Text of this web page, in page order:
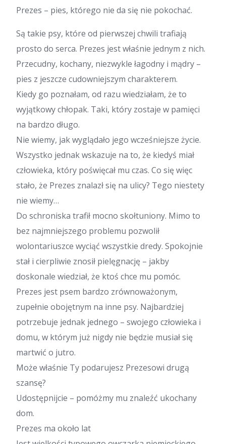
Prezes – pies, którego nie da się nie pokochać.
Są takie psy, które od pierwszej chwili trafiają
prosto do serca. Prezes jest właśnie jednym z nich.
Przecudny, kochany, niezwykle łagodny i mądry –
pies z jeszcze cudowniejszym charakterem.
Kiedy go poznałam, od razu wiedziałam, że to
wyjątkowy chłopak. Taki, który zostaje w pamięci
na bardzo długo.
Nie wiemy, jak wyglądało jego wcześniejsze życie.
Wszystko jednak wskazuje na to, że kiedyś miał
człowieka, który poświęcał mu czas. Co się więc
stało, że Prezes znalazł się na ulicy? Tego niestety
nie wiemy…
Do schroniska trafił mocno skołtuniony. Mimo to
bez najmniejszego problemu pozwolił
wolontariuszce wyciąć wszystkie dredy. Spokojnie
stał i cierpliwie znosił pielęgnację – jakby
doskonale wiedział, że ktoś chce mu pomóc.
Prezes jest psem bardzo zrównoważonym,
zupełnie obojętnym na inne psy. Najbardziej
potrzebuje jednak jednego – swojego człowieka i
domu, w którym już nigdy nie będzie musiał się
martwić o jutro.
Może właśnie Ty podarujesz Prezesowi drugą
szansę?
Udostępnijcie – pomóżmy mu znaleźć ukochany
dom.
Prezes ma około lat